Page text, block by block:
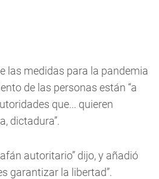
las medidas para la pandemia
de las personas están “a
que... quieren
dictadura”.
autoritario” dijo, y añadió
garantizar la libertad”.